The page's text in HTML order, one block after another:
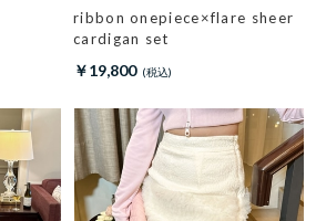
ribbon onepiece×flare sheer
cardigan set
￥19,800